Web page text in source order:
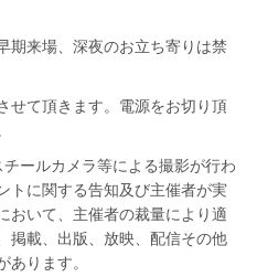
期来場、深夜のお立ち寄りは禁
せて頂きます。電源をお切り頂
ールカメラ等による撮影が行わ
トに関する告知及び主催者が実
おいて、主催者の裁量により適
掲載、出版、放映、配信その他
あります。